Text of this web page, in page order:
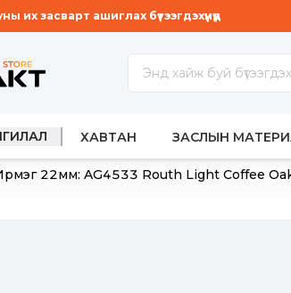
засварт ашиглах бүтээгдэхүүнүүд
ХАВТАН ЗАСЛЫН
ГЭРЭЛТ САМБАР
22мм: AG4533 Routh Light Coffee